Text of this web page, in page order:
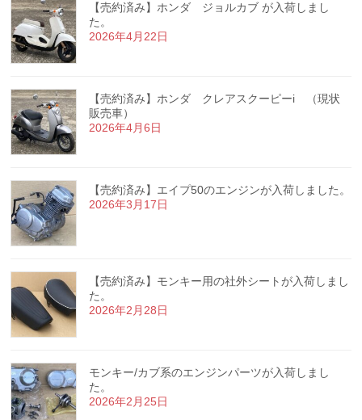
【売約済み】ホンダ ジョルカブ が入荷しまし
た。
2026年4月22日
【売約済み】ホンダ クレアスクーピーi （現状
販売車）
2026年4月6日
【売約済み】エイプ50のエンジンが入荷しました。
2026年3月17日
【売約済み】モンキー用の社外シートが入荷しまし
た。
2026年2月28日
モンキー/カブ系のエンジンパーツが入荷しまし
た。
2026年2月25日